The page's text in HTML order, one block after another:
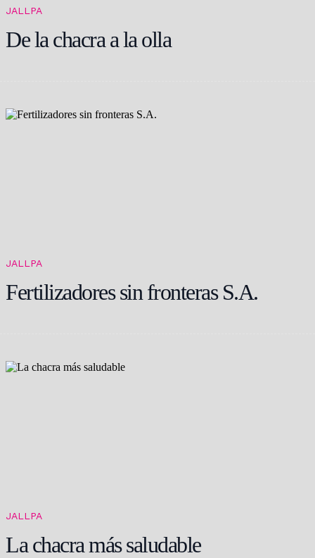
JALLPA
De la chacra a la olla
JALLPA
Fertilizadores sin fronteras S.A.
JALLPA
La chacra más saludable